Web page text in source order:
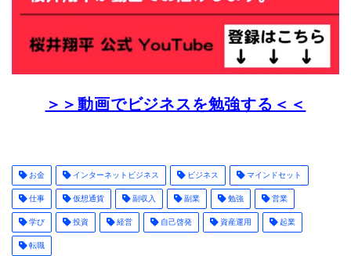
＞＞動画でビジネスを勉強する＜＜
お金 インターネットビジネス ビジネス マインドセット
仕事 仮想通貨 副収入 副業 勉強 営業
学び 投資 経営 自己啓発 資産運用 起業
転職